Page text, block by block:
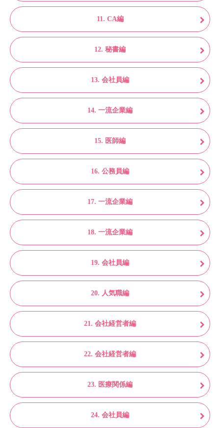
11. CA編
12. 秘書編
13. 会社員編
14. 一流企業編
15. 医師編
16. 公務員編
17. 一流企業編
18. 一流企業編
19. 会社員編
20. 人気職編
21. 会社経営者編
22. 会社経営者編
23. 医療関係編
24. 会社員編